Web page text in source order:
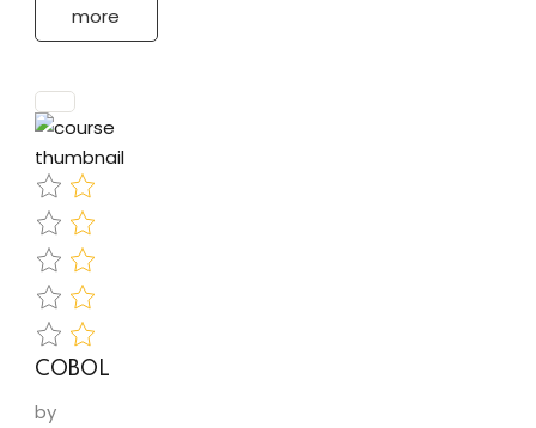
base di
molte realtà
e bancarie.
PROGRAMMA
La prima fase
affronterà il
programma…
more
COBOL
by